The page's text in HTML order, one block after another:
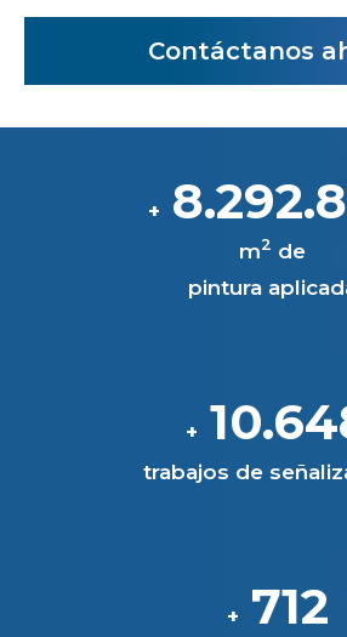
Contáctanos
+
m2 de
pintura
+
trabajos de
+ 714